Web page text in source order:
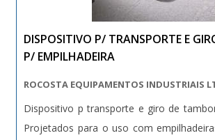
DISPOSITIVO P/ TRANSPORTE E
P/ EMPILHADEIRA
ROCOSTA EQUIPAMENTOS INDUSTRIAIS
Dispositivo p transporte e giro de
Projetados para o uso com